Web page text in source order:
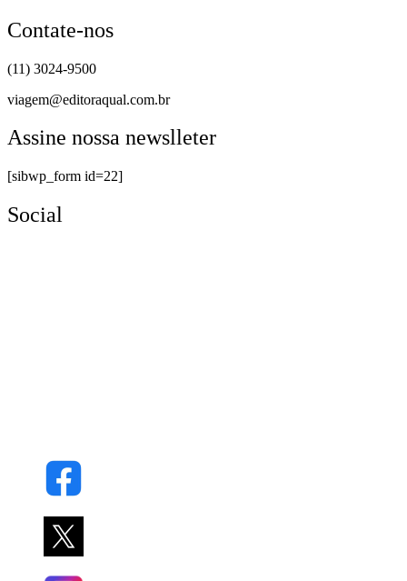
Contate-nos
(11) 3024-9500
viagem@editoraqual.com.br
Assine nossa newslleter
[sibwp_form id=22]
Social